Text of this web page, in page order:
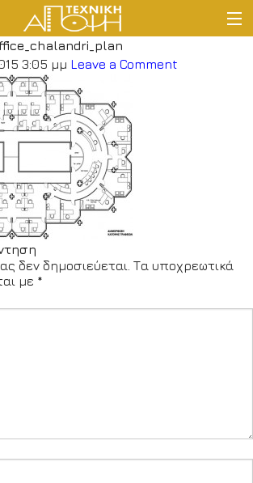
ΑΡΧΙΚΗ
ΕΤΑΙΡΕΙΑ
ΔΡΑΣΤΗΡΙΟΤΗΤΕΣ
ΠΕΛΑΤΟΛΟΓΙΟ
ΝΕΑ
ΕΠΙΚΟΙΝΩΝΙΑ
3:05 μμ Leave a Comment
δεν δημοσιεύεται. Τα υποχρεωτικά
με *